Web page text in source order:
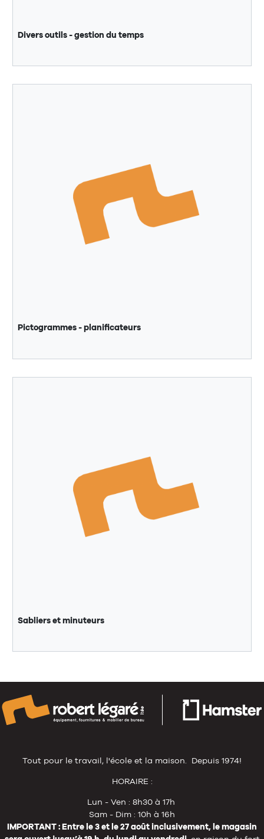
Divers outils - gestion du temps
Pictogrammes - planificateurs
Sabliers et minuteurs
Tout pour le travail, l'école et la maison. Depuis 1974!
HORAIRE :
Lun - Ven : 8h30 à 17h
Sam - Dim : 10h à 16h
IMPORTANT : Entre le 3 et le 27 août inclusivement, le magasin